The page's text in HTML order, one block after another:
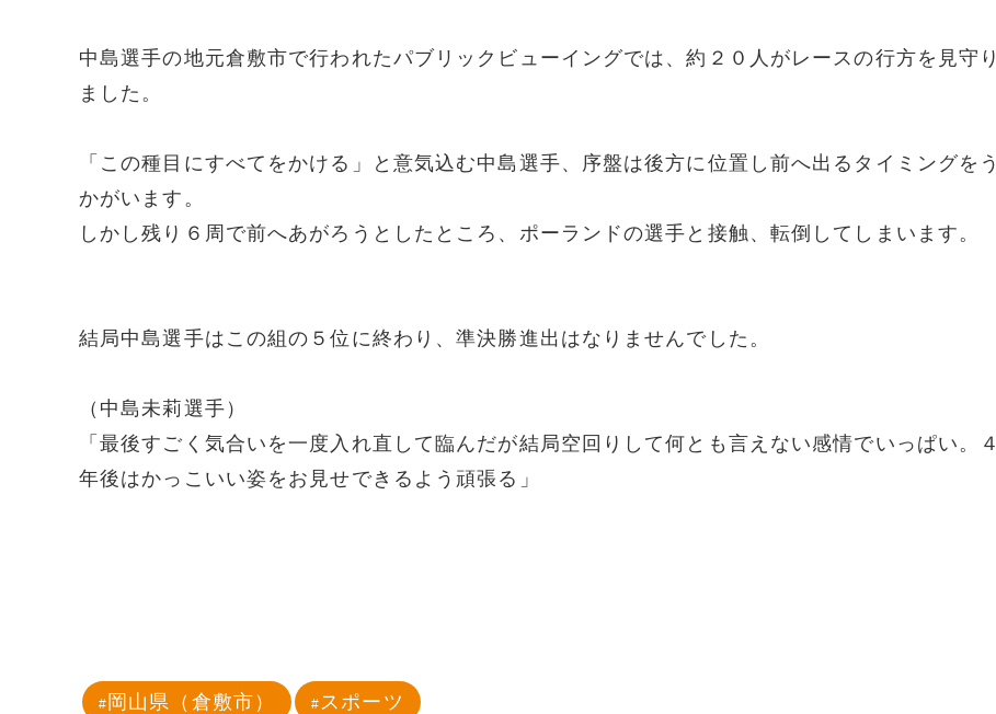
中島選手の地元倉敷市で行われたパブリックビューイングでは、約２０人がレースの行方を見守り
ました。
「この種目にすべてをかける」と意気込む中島選手、序盤は後方に位置し前へ出るタイミングをう
かがいます。
しかし残り６周で前へあがろうとしたところ、ポーランドの選手と接触、転倒してしまいます。
結局中島選手はこの組の５位に終わり、準決勝進出はなりませんでした。
（中島未莉選手）
「最後すごく気合いを一度入れ直して臨んだが結局空回りして何とも言えない感情でいっぱい。４
年後はかっこいい姿をお見せできるよう頑張る」
岡山県（倉敷市） スポーツ